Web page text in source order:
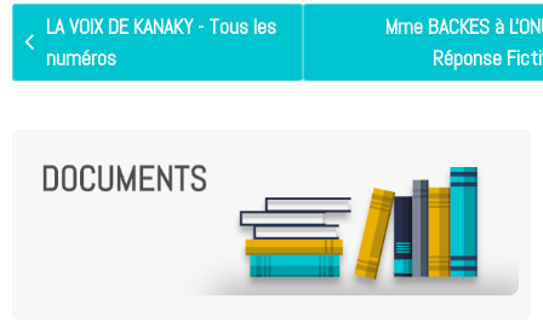
LA VOIX DE KANAKY - Tous les
numéros
Mme BACKES à
Réponse